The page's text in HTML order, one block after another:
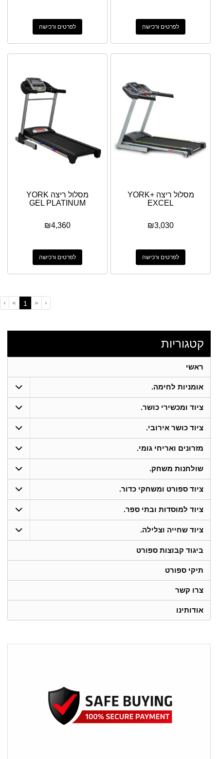
לפרטים ורכישה לפרטים ורכישה
מסלול ריצה +YORK
EXCEL
₪3,030
לפרטים ורכישה
מסלול ריצה YORK
GEL PLATINUM
₪4,360
לפרטים ורכישה
‹
«
1
»
›
קטגוריות
ראשי
אומניות לחימה.
ציוד ומכשירי כושר.
ציוד כושר אירובי.
מזרונים ואריחי גומי.
שולחנות משחק.
ציוד ספורט ומשחקי כדור.
ציוד למוסדות ובתי ספר.
ציוד שחייה וצלילה.
ביגוד קבוצות ספורט
תיקי ספורט
צרו קשר
אודותינו